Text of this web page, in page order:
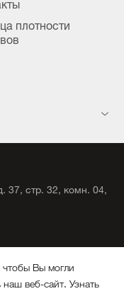
плотности
37, стр. 32, комн. 04,
Вы могли
веб-сайт.Узнать